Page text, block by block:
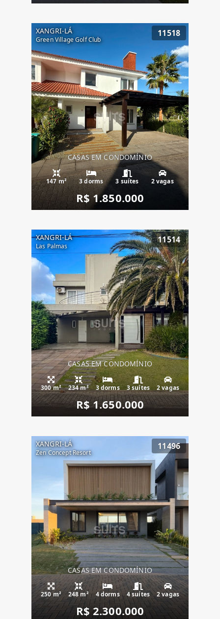
XANGRI-LÁ
Green Village Golf Club
11518
CASAS EM CONDOMÍNIO
147 m² 3 dorms 3 suítes 2 vagas
R$ 1.850.000
XANGRI-LÁ
Las Palmas
11514
CASAS EM CONDOMÍNIO
300 m² 234 m² 3 dorms 3 suítes 2 vagas
R$ 1.650.000
XANGRI-LÁ
Zen Concept Resort
11496
CASAS EM CONDOMÍNIO
250 m² 248 m² 4 dorms 4 suítes 2 vagas
R$ 2.300.000